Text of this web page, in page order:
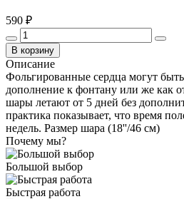
590 ₽
В корзину
Описание
Фольгированные сердца могут
дополнение к фонтану или же как
шары летают от 5 дней без
практика показывает, что время
недель. Размер шара (18''/46 см)
Почему мы?
Большой выбор
Быстрая работа